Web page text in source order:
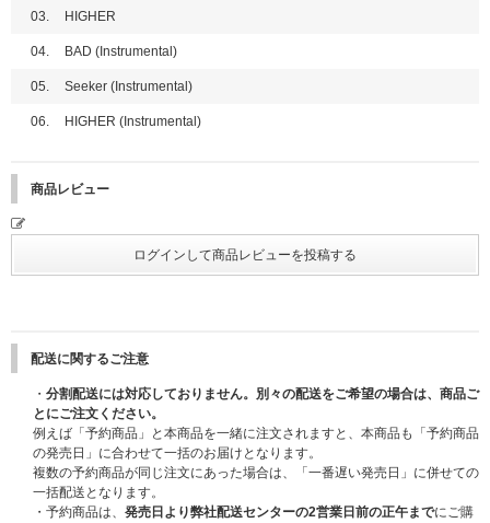
【通常盤】
●ブックレット16P
03. HIGHER
04. BAD (Instrumental)
05. Seeker (Instrumental)
06. HIGHER (Instrumental)
商品レビュー
配送に関するご注意
・ 分割配送には対応しておりません。別々の配送をご希望の場合は、商品ご
とにご注文ください。
例えば「予約商品」と本商品を一緒に注文されますと、本商品も「予約商品
の発売日」に合わせて一括のお届けとなります。
複数の予約商品が同じ注文にあった場合は、「一番遅い発売日」に併せての
一括配送となります。
・予約商品は、 発売日より弊社配送センターの2営業日前の正午までにご購